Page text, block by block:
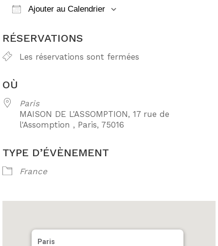
Ajouter au Calendrier
RÉSERVATIONS
Les réservations sont fermées
OÙ
Paris
MAISON DE L'ASSOMPTION, 17 rue de
l'Assomption , Paris, 75016
TYPE D’ÉVÈNEMENT
France
Paris